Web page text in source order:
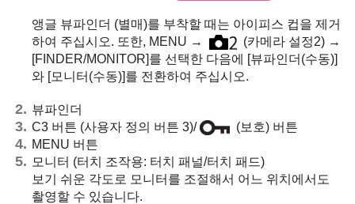
앵글 뷰파인더 (별매)를 부착할 때는 아이피스 컵을 제거
하여 주십시오. 또한, MENU → (카메라 설정2) →
[FINDER/MONITOR]를 선택한 다음에
[뷰파인더(수동)]
와 [모니터(수동)]를 전환하여 주십시오.
뷰파인더
C3 버튼 (사용자 정의 버튼 3)/
(보호) 버튼
MENU 버튼
모니터 (터치 조작용: 터치 패널/터치 패드)
보기 쉬운 각도로 모니터를 조절해서 어느 위치에서도
촬영할 수 있습니다.